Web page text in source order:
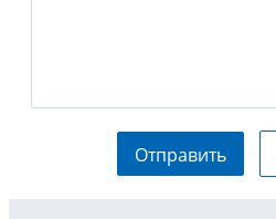
Отправить